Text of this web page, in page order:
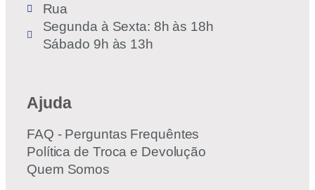
Rua
Segunda à Sexta: 8h às 18h
Sábado 9h às 13h
Ajuda
FAQ - Perguntas Frequêntes
Política de Troca e Devolução
Quem Somos